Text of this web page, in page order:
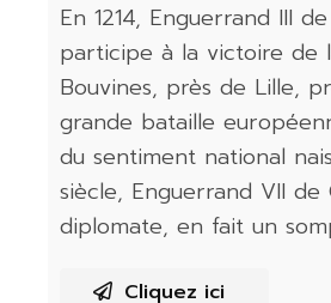
En 1214, Enguerrand III
participe à la victoire de
Bouvines, près de Lille,
grande bataille
du sentiment national
siècle, Enguerrand VII de
diplomate, en fait un
Cliquez ici